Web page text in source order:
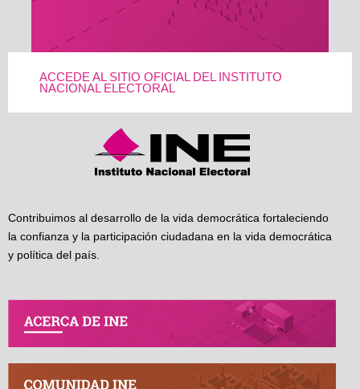
ACCEDE AL SITIO OFICIAL DEL INSTITUTO
NACIONAL ELECTORAL
Contribuimos al desarrollo de la vida democrática fortaleciendo
la confianza y la participación ciudadana en la vida democrática
y política del país.